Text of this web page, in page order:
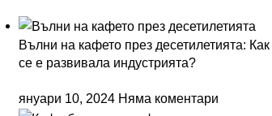
Вълни на кафето през десетилетията: Как
се е развивала индустрията?
януари 10, 2024 Няма коментари